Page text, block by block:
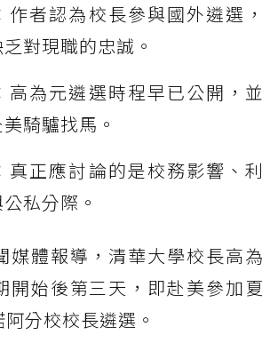
作者認為校長參與國外遴選，
對現職的忠誠。
高為元遴選時程早已公開，並
騎驢找馬。
真正應討論的是校務影響、利
私分際。
媒體報導，清華大學校長高為
開始後第三天，即赴美參加夏
分校校長遴選。